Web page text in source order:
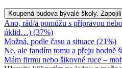
Koupená budova bývalé školy.
Ano, rád/a pomůžu s přípravou
úklid…) (37%)
Možná, podle času a situace (21%)
Ne, ale fandím tomu a přeju hodně
Mám firmu nebo šikovné ruce –